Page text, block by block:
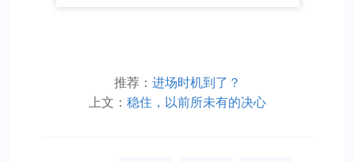
推荐： 进场时机到了？
上文： 稳住，以前所未有的决心